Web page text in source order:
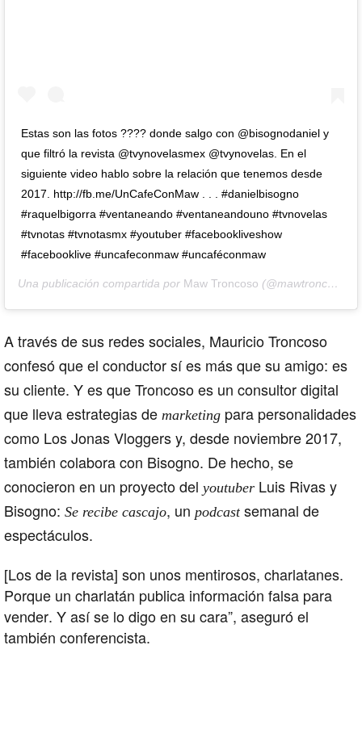
Estas son las fotos ???? donde salgo con @bisognodaniel y
que filtró la revista @tvynovelasmex @tvynovelas. En el
siguiente video hablo sobre la relación que tenemos desde
2017. http://fb.me/UnCafeConMaw . . . #danielbisogno
#raquelbigorra #ventaneando #ventaneandouno #tvnovelas
#tvnotas #tvnotasmx #youtuber #facebookliveshow
#facebooklive #uncafeconmaw #uncaféconmaw
Una publicación compartida por Maw Troncoso (@mawtroncoso) el
A través de sus redes sociales, Mauricio Troncoso
confesó que el conductor sí es más que su amigo: es
su cliente. Y es que Troncoso es un consultor digital
que lleva estrategias de marketing para personalidades
como Los Jonas Vloggers y, desde noviembre 2017,
también colabora con Bisogno. De hecho, se
conocieron en un proyecto del youtuber Luis Rivas y
Bisogno: Se recibe cascajo, un podcast semanal de
espectáculos.
[Los de la revista] son unos mentirosos, charlatanes.
Porque un charlatán publica información falsa para
vender. Y así se lo digo en su cara”, aseguró el
también conferencista.